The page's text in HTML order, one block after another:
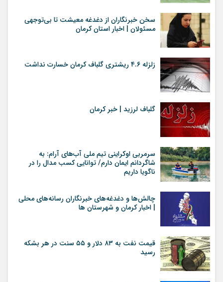
سخن خبرنگاران از دغدغه معیشت تا بی‌توجهی
مسئولان | اخبار استان کرمان
زلزله ۴.۶ ریشتری گلباف کرمان خسارت نداشت
گلباف لرزید | خبر کرمان
سرمربی اوکراینی تیم ملی آب‌های آرام: به
شاگردانم ایمان دارم/ توانایی کسب مدال را در
ناگویا داریم
چالش‌ها و دغدغه‌های خبرنگاران رسانه‌های محلی
| اخبار کرمان و شهرستان ها
قیمت نفت به ۸۳ دلار و ۵۵ سنت در هر بشکه
رسید